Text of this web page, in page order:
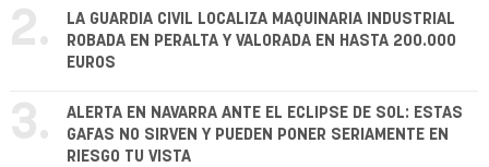
2.
LA GUARDIA CIVIL LOCALIZA MAQUINARIA INDUSTRIAL
ROBADA EN PERALTA Y VALORADA EN HASTA 200.000
EUROS
3.
ALERTA EN NAVARRA ANTE EL ECLIPSE DE SOL: ESTAS
GAFAS NO SIRVEN Y PUEDEN PONER SERIAMENTE EN
RIESGO TU VISTA